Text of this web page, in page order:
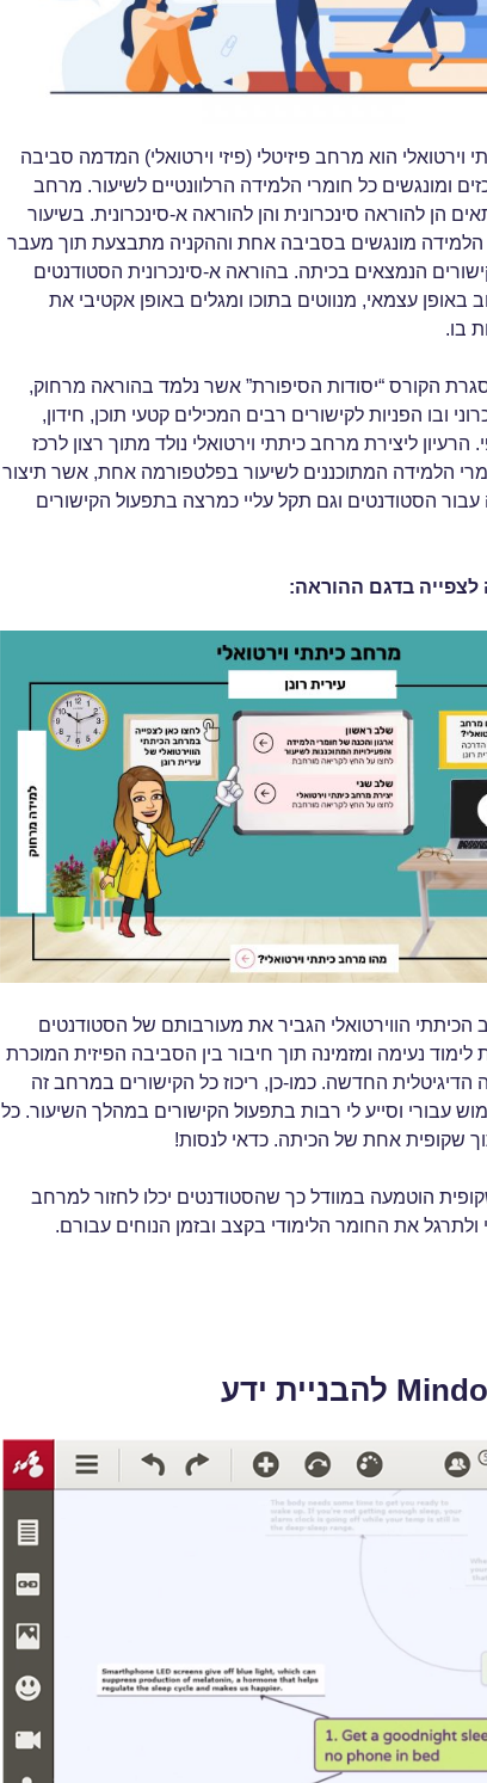
וירטואלי הוא מרחב פיזיטלי (פיזי וירטואלי) המדמה סביבה
ומונגשים כל חומרי הלמידה הרלוונטיים לשיעור. מרחב
הן להוראה סינכרונית והן להוראה א-סינכרונית. בשיעור
הלמידה מונגשים בסביבה אחת וההקניה מתבצעת תוך מעבר
הנמצאים בכיתה. בהוראה א-סינכרונית הסטודנטים
עצמאי, מנווטים בתוכו ומגלים באופן אקטיבי את
בו.
הקורס “יסודות הסיפורת” אשר נלמד בהוראה מרחוק,
ובו הפניות לקישורים רבים המכילים קטעי תוכן, חידון,
הרעיון ליצירת מרחב כיתתי וירטואלי נולד מתוך רצון לרכז
הלמידה המתוכננים לשיעור בפלטפורמה אחת, אשר תיצור
עבור הסטודנטים וגם תקל עליי כמרצה בתפעול הקישורים
לצפייה בדגם ההוראה:
הווירטואלי הגביר את מעורבותם של הסטודנטים
לימוד נעימה ומזמינה תוך חיבור בין הסביבה הפיזית המוכרת
החדשה. כמו-כן, ריכוז כל הקישורים במרחב זה
עבורי וסייע לי רבות בתפעול הקישורים במהלך השיעור. כל
שקופית אחת של הכיתה. כדאי לנסות!
הוטמעה במוודל כך שהסטודנטים יכלו לחזור למרחב
ולתרגל את החומר הלימודי בקצב ובזמן הנוחים עבורם.